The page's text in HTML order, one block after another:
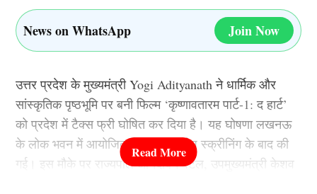
News on WhatsApp Join Now
उत्तर प्रदेश के मुख्यमंत्री Yogi Adityanath ने धार्मिक और
सांस्कृतिक पृष्ठभूमि पर बनी फिल्म ‘कृष्णावतारम पार्ट-1: द हार्ट’
को प्रदेश में टैक्स फ्री घोषित कर दिया है। यह घोषणा लखनऊ
के लोक भवन में आयोजित फिल्म की विशेष स्क्रीनिंग के बाद की
गई। इस मौके पर राज्यपाल आनंदीबेन पटेल, उपमुख्यमंत्री केशव